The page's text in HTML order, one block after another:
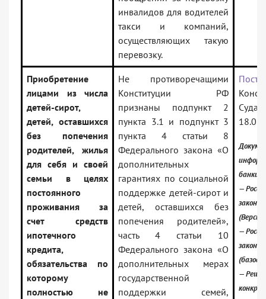
инвалидов для водителей
такси и компаний,
осуществляющих такую
перевозку.
Приобретение
лицами из числа
детей-сирот,
детей, оставшихся
без попечения
родителей, жилья
для себя и своей
семьи в целях
постоянного
проживания за
счет средств
ипотечного
кредита,
обязательства по
которому
полностью не
Не противоречащими
Конституции РФ
признаны подпункт 2
пункта 3.1 и подпункт 3
пункта 4 статьи 8
Федерального закона «О
дополнительных
гарантиях по социальной
поддержке детей-сирот и
детей, оставшихся без
попечения родителей»,
часть 4 статьи 10
Федерального закона «О
дополнительных мерах
государственной
поддержки семей,
Суда
банки:
—
—
—